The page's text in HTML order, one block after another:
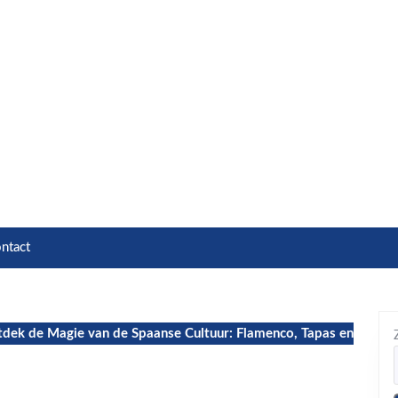
de Magie van de Spaanse Cultuur: Flamenco, Tapas en